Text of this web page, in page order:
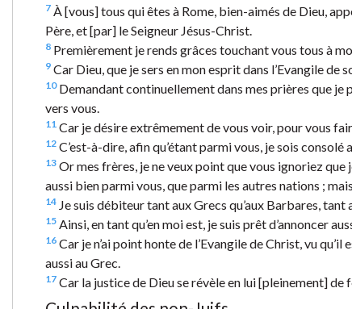
7 À [vous] tous qui êtes à Rome, bien-aimés de Dieu,
Père, et [par] le Seigneur Jésus-Christ.
8 Premièrement je rends grâces touchant vous tous à
9 Car Dieu, que je sers en mon esprit dans l’Evangile de
10Demandant continuellement dans mes prières que
vers vous.
11 Car je désire extrêmement de vous voir, pour vous
12 C’est-à-dire, afin qu’étant parmi vous, je sois
13 Or mes frères, je ne veux point que vous ignoriez
aussi bien parmi vous, que parmi les autres nations ;
14 Je suis débiteur tant aux Grecs qu’aux Barbares, tant
15 Ainsi, en tant qu’en moi est, je suis prêt d’annoncer
16 Car je n’ai point honte de l’Evangile de Christ, vu
aussi au Grec.
17 Car la justice de Dieu se révèle en lui [pleinement] de